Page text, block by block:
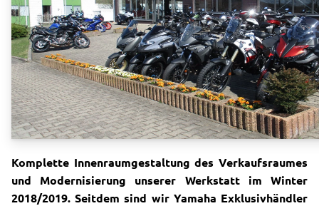
Komplette Innenraumgestaltung des Verkaufsraumes
und Modernisierung unserer Werkstatt im Winter
2018/2019. Seitdem sind wir Yamaha Exklusivhändler